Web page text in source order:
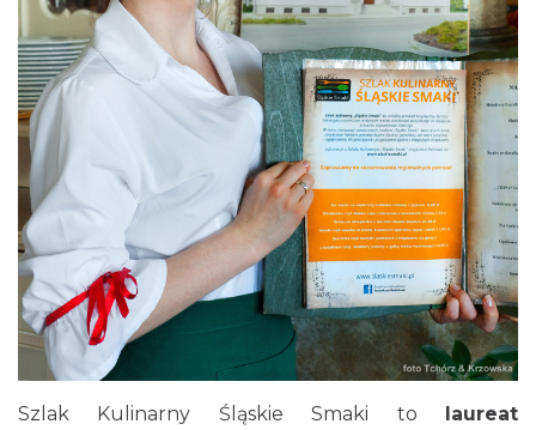
25 Restauracja Złoty Groń (Złoty Groń Resort & Spa)
26 Karczma Złoty Groń (Złoty Groń Resort & Spa)
Szlak Kulinarny Śląskie Smaki to
laureat